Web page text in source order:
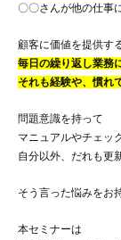
〇〇さんが他の仕事
顧客に価値を提供す
毎日の繰り返し業務
それも経験や、慣れ
問題意識を持って
マニュアルやチェッ
自分以外、だれも更
そう言った悩みをお
本セミナーは